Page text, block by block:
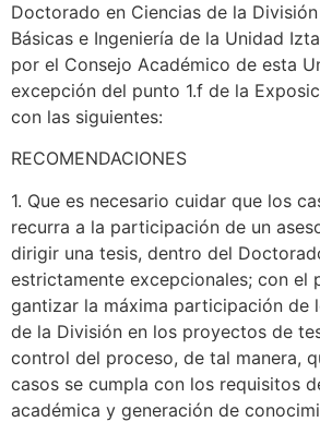
Doctorado en Ciencias de la
Básicas e Ingeniería de la Unidad
por el Consejo Académico de esta
excepción del punto 1.f de la
con las siguientes:
RECOMENDACIONES
1. Que es necesario cuidar que los
recurra a la participación de un
dirigir una tesis, dentro del
estrictamente excepcionales; con el
gantizar la máxima participación de
de la División en los proyectos de
control del proceso, de tal manera,
casos se cumpla con los requisitos
académica y generación de